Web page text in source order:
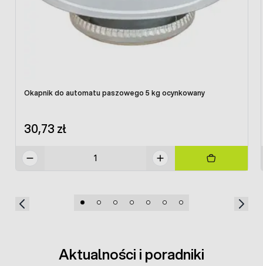
Okapnik do automatu paszowego 5 kg ocynkowany
30,73 zł
Aktualności i poradniki